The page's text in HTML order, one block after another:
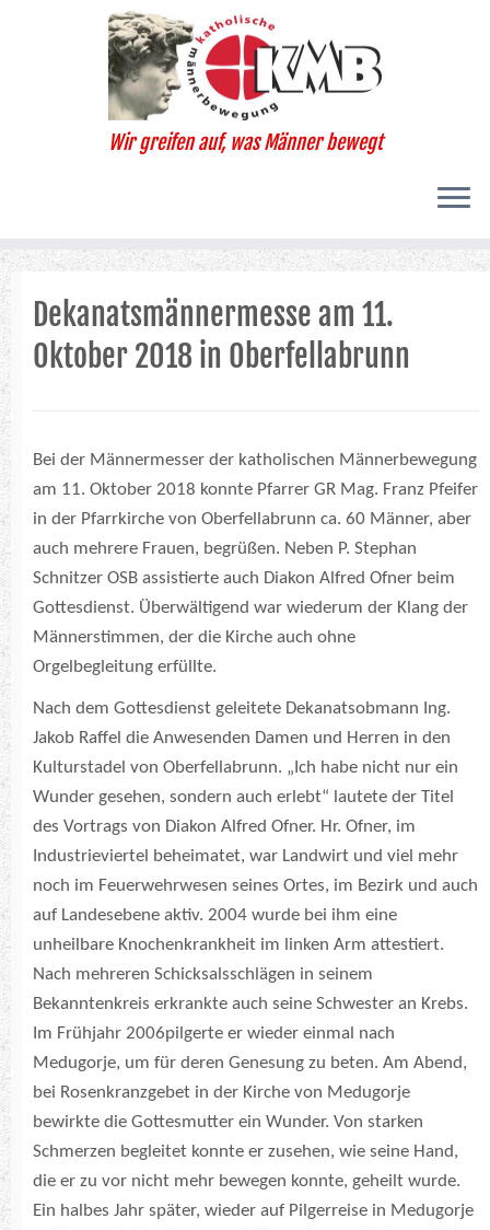
Wir greifen auf, was Männer bewegt
Dekanatsmännermesse am 11.
Oktober 2018 in Oberfellabrunn
Bei der Männermesser der katholischen Männerbewegung
am 11. Oktober 2018 konnte Pfarrer GR Mag. Franz Pfeifer
in der Pfarrkirche von Oberfellabrunn ca. 60 Männer, aber
auch mehrere Frauen, begrüßen. Neben P. Stephan
Schnitzer OSB assistierte auch Diakon Alfred Ofner beim
Gottesdienst. Überwältigend war wiederum der Klang der
Männerstimmen, der die Kirche auch ohne
Orgelbegleitung erfüllte.
Nach dem Gottesdienst geleitete Dekanatsobmann Ing.
Jakob Raffel die Anwesenden Damen und Herren in den
Kulturstadel von Oberfellabrunn. „Ich habe nicht nur ein
Wunder gesehen, sondern auch erlebt“ lautete der Titel
des Vortrags von Diakon Alfred Ofner. Hr. Ofner, im
Industrieviertel beheimatet, war Landwirt und viel mehr
noch im Feuerwehrwesen seines Ortes, im Bezirk und auch
auf Landesebene aktiv. 2004 wurde bei ihm eine
unheilbare Knochenkrankheit im linken Arm attestiert.
Nach mehreren Schicksalsschlägen in seinem
Bekanntenkreis erkrankte auch seine Schwester an Krebs.
Im Frühjahr 2006pilgerte er wieder einmal nach
Medugorje, um für deren Genesung zu beten. Am Abend,
bei Rosenkranzgebet in der Kirche von Medugorje
bewirkte die Gottesmutter ein Wunder. Von starken
Schmerzen begleitet konnte er zusehen, wie seine Hand,
die er zu vor nicht mehr bewegen konnte, geheilt wurde.
Ein halbes Jahr später, wieder auf Pilgerreise in Medugorje